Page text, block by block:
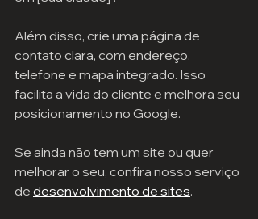
Além disso, crie uma página de
contato clara, com endereço,
telefone e mapa integrado. Isso
facilita a vida do cliente e melhora seu
posicionamento no Google.
Se ainda não tem um site ou quer
melhorar o seu, confira nosso serviço
de desenvolvimento de sites.